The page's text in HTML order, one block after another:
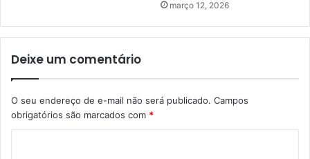
março 12, 2026
Deixe um comentário
O seu endereço de e-mail não será publicado. Campos
obrigatórios são marcados com *